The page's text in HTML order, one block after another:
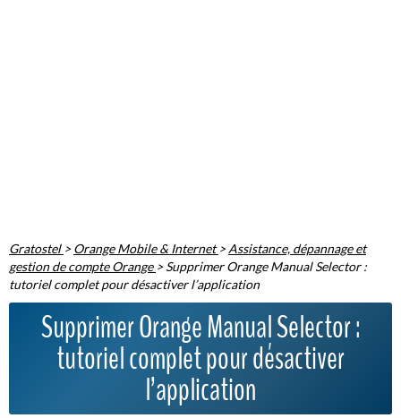
Gratostel >Orange Mobile & Internet >Assistance, dépannage et
gestion de compte Orange >Supprimer Orange Manual Selector :
tutoriel complet pour désactiver l’application
Supprimer Orange Manual Selector :
tutoriel complet pour désactiver
l’application